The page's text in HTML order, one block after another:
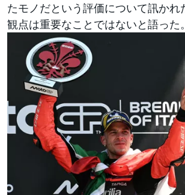
たモノだという評価について訊かれ
観点は重要なことではないと語った。